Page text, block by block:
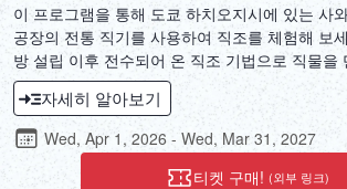
이 프로그램을 통해 도쿄 하치오지시에 있는 사
공장의 전통 직기를 사용하여 직조를 체험해 보
방 설립 이후 전수되어 온 직조 기법으로 직물을
끽할 수 있습니다. '타마오리 직조'는 직물 문화가
지역에서 유래된 다섯 가지 직물을 통칭하는 용
직물들이 만들어지는 환경에 푹 빠져보세요. 각
정신과 과거와 미래를 잇는 진지한 전통을 모두
자세히 알아보기
Wed, Apr 1, 2026 - Wed, Mar 31, 2027
티켓 구매! (외부 링크)